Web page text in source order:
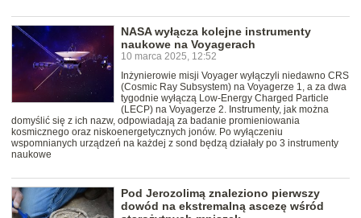
NASA wyłącza kolejne instrumenty
naukowe na Voyagerach
10 marca 2025, 12:52
Inżynierowie misji Voyager wyłączyli niedawno CRS
(Cosmic Ray Subsystem) na Voyagerze 1, a za dwa
tygodnie wyłączą Low-Energy Charged Particle
(LECP) na Voyagerze 2. Instrumenty, jak można
domyślić się z ich nazw, odpowiadają za badanie promieniowania
kosmicznego oraz niskoenergetycznych jonów. Po wyłączeniu
wspomnianych urządzeń na każdej z sond będzą działały po 3 instrumenty
naukowe
Pod Jerozolimą znaleziono pierwszy
dowód na ekstremalną ascezę wśród